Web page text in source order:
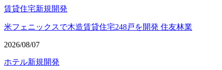
賃貸住宅新規開発
米フェニックスで木造賃貸住宅248戸を開発 住友林業
2026/08/07
ホテル新規開発